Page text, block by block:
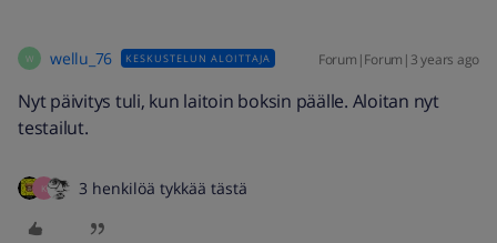
W wellu_76 KESKUSTELUN ALOITTAJA Forum|Forum|3 years ago
Nyt päivitys tuli, kun laitoin boksin päälle. Aloitan nyt
testailut.
K 3 henkilöä tykkää tästä